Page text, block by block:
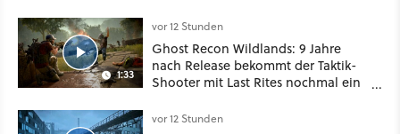
oder Diplomatie
1:33
vor 12 Stunden
Ghost Recon Wildlands: 9 Jahre
nach Release bekommt der Taktik-
Shooter mit Last Rites nochmal ein
vor 12 Stunden